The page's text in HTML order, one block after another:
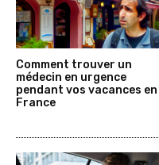
Comment trouver un
médecin en urgence
pendant vos vacances en
France